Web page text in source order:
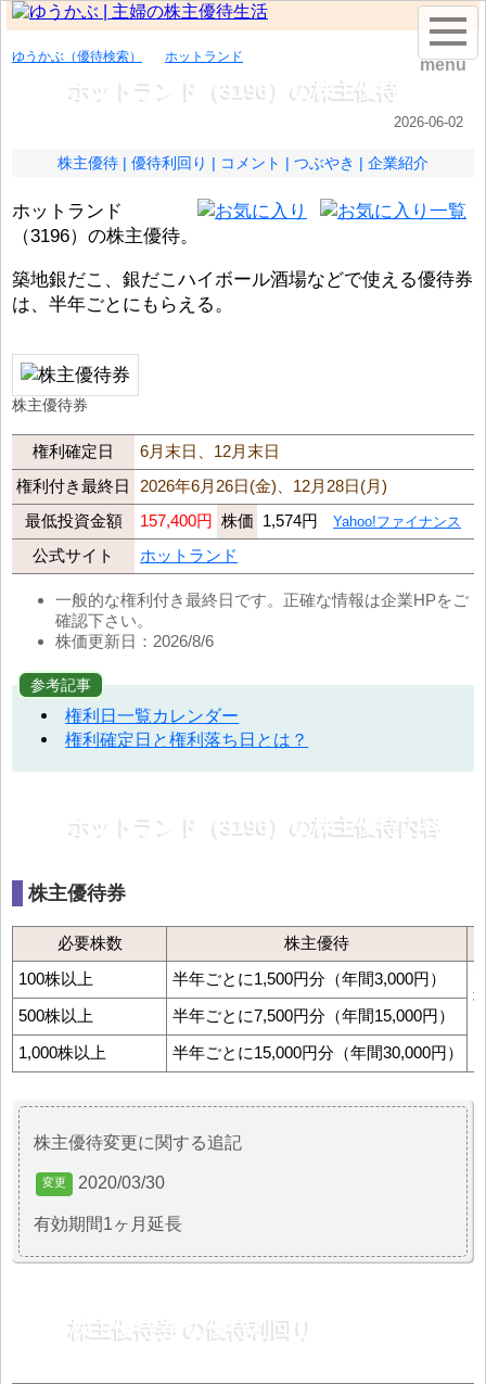
ゆうかぶ（優待検索） ホットランド
ホットランド（3196）の株主優待
2026-06-02
株主優待 優待利回り コメント つぶやき 企業紹介
ホットランド
（3196）の株主優待。
築地銀だこ、銀だこハイボール酒場などで使える優待券
は、半年ごとにもらえる。
株主優待券
権利確定日
6月末日、12月末日
権利付き最終日
2026年6月26日(金)、12月28日(月)
最低投資金額
157,400円 株価 1,574円 Yahoo!ファイナンス
公式サイト ホットランド
一般的な権利付き最終日です。正確な情報は企業HPをご
確認下さい。
株価更新日：2026/8/6
参考記事
権利日一覧カレンダー
権利確定日と権利落ち日とは？
ホットランド（3196）の株主優待内容
株主優待券
必要株数
株主優待
100株以上
半年ごとに1,500円分（年間3,000円）
500株以上
半年ごとに7,500円分（年間15,000円）
1,000株以上
半年ごとに15,000円分（年間30,000円）
株主優待変更に関する追記
2020/03/30
有効期間1ヶ月延長
株主優待券 の優待利回り
menu